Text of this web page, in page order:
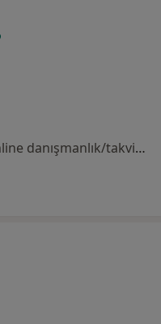
Bu uzman ilgili adres için online danışmanlık/takvim sunmuyor.